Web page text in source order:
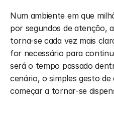
Num ambiente em que
por segundos de atenção,
torna-se cada vez mais
for necessário para
será o tempo passado
cenário, o simples gesto de
começar a tornar-se